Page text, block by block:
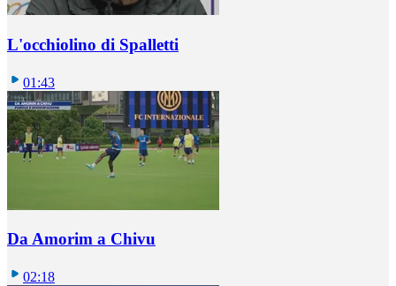
L'occhiolino di Spalletti
01:43
Da Amorim a Chivu
02:18